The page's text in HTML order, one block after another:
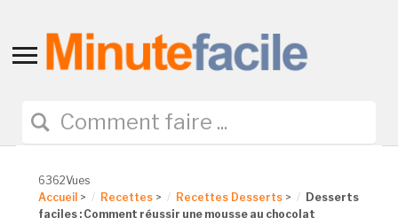
Toggle
navigation
6362Vues
Accueil > Recettes > Recettes Desserts >
Desserts
faciles : Comment réussir une mousse au chocolat